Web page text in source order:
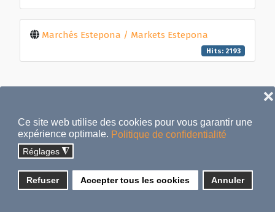
Ce site web utilise des cookies pour vous garantir une
expérience optimale. Politique de confidentialité
Réglages ◮
Refuser Accepter tous les cookies Annuler
❌
Marchés Estepona / Markets Estepona
Hits: 2193
Search
Confidentiality
ALCAZABABEACH.IMMO - TOUS DROITS